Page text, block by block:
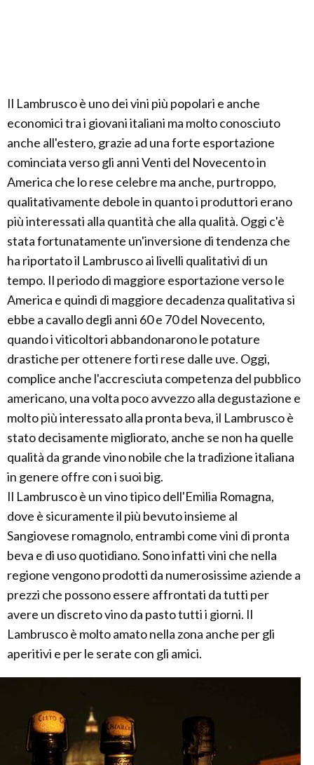
Il Lambrusco è uno dei vini più popolari e anche
economici tra i giovani italiani ma molto conosciuto
anche all'estero, grazie ad una forte esportazione
cominciata verso gli anni Venti del Novecento in
America che lo rese celebre ma anche, purtroppo,
qualitativamente debole in quanto i produttori erano
più interessati alla quantità che alla qualità. Oggi c'è
stata fortunatamente un'inversione di tendenza che
ha riportato il Lambrusco ai livelli qualitativi di un
tempo. Il periodo di maggiore esportazione verso le
America e quindi di maggiore decadenza qualitativa si
ebbe a cavallo degli anni 60 e 70 del Novecento,
quando i viticoltori abbandonarono le potature
drastiche per ottenere forti rese dalle uve. Oggi,
complice anche l'accresciuta competenza del pubblico
americano, una volta poco avvezzo alla degustazione e
molto più interessato alla pronta beva, il Lambrusco è
stato decisamente migliorato, anche se non ha quelle
qualità da grande vino nobile che la tradizione italiana
in genere offre con i suoi big.
Il Lambrusco è un vino tipico dell'Emilia Romagna,
dove è sicuramente il più bevuto insieme al
Sangiovese romagnolo, entrambi come vini di pronta
beva e di uso quotidiano. Sono infatti vini che nella
regione vengono prodotti da numerosissime aziende a
prezzi che possono essere affrontati da tutti per
avere un discreto vino da pasto tutti i giorni. Il
Lambrusco è molto amato nella zona anche per gli
aperitivi e per le serate con gli amici.